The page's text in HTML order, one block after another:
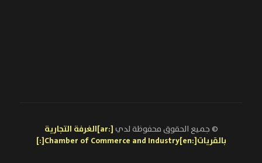
© جميع الحقوق محفوظة لدي
[:ar]الغرفة التجارية
بالقريات[:en]Chamber of Commerce and Industry[:]